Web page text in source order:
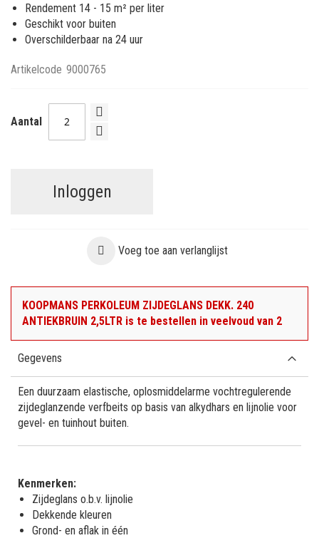
Rendement 14 - 15 m² per liter
Geschikt voor buiten
Overschilderbaar na 24 uur
Artikelcode 9000765
Aantal
Inloggen
Voeg toe aan verlanglijst
KOOPMANS PERKOLEUM ZIJDEGLANS DEKK. 240
ANTIEKBRUIN 2,5LTR is te bestellen in veelvoud van 2
Gegevens
Een duurzaam elastische, oplosmiddelarme vochtregulerende
zijdeglanzende verfbeits op basis van alkydhars en lijnolie voor
gevel- en tuinhout buiten.
Kenmerken:
Zijdeglans o.b.v. lijnolie
Dekkende kleuren
Grond- en aflak in één